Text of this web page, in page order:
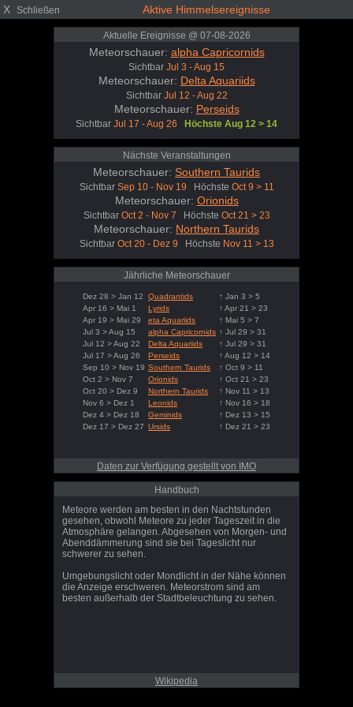
X Schließen Aktive Himmelsereignisse
Aktuelle Ereignisse @ 07-08-2026
Meteorschauer: alpha Capricornids
Sichtbar Jul 3 - Aug 15
Meteorschauer: Delta Aquariids
Sichtbar Jul 12 - Aug 22
Meteorschauer: Perseids
Sichtbar Jul 17 - Aug 26 Höchste Aug 12 > 14
Nächste Veranstaltungen
Meteorschauer: Southern Taurids
Sichtbar Sep 10 - Nov 19 Höchste Oct 9 > 11
Meteorschauer: Orionids
Sichtbar Oct 2 - Nov 7 Höchste Oct 21 > 23
Meteorschauer: Northern Taurids
Sichtbar Oct 20 - Dez 9 Höchste Nov 11 > 13
Jährliche Meteorschauer
Dez 28 > Jan 12 Quadrantids
↑ Jan 3 > 5
Apr 16 > Mai 1
Lyrids
↑ Apr 21 > 23
Apr 19 > Mai 29
eta Aquariids
↑ Mai 5 > 7
Jul 3 > Aug 15
alpha Capricornids ↑ Jul 29 > 31
Jul 12 > Aug 22
Delta Aquariids
↑ Jul 29 > 31
Jul 17 > Aug 26
Perseids
↑ Aug 12 > 14
Sep 10 > Nov 19 Southern Taurids
↑ Oct 9 > 11
Oct 2 > Nov 7
Orionids
↑ Oct 21 > 23
Oct 20 > Dez 9
Northern Taurids
↑ Nov 11 > 13
Nov 6 > Dez 1
Leonids
↑ Nov 16 > 18
Dez 4 > Dez 18
Geminids
↑ Dez 13 > 15
Dez 17 > Dez 27 Ursids ↑ Dez 21 > 23
Daten zur Verfügung gestellt von IMO
Handbuch
Meteore werden am besten in den Nachtstunden
gesehen, obwohl Meteore zu jeder Tageszeit in die
Atmosphäre gelangen. Abgesehen von Morgen- und
Abenddämmerung sind sie bei Tageslicht nur
schwerer zu sehen.
Umgebungslicht oder Mondlicht in der Nähe können
die Anzeige erschweren. Meteorstrom sind am
besten außerhalb der Stadtbeleuchtung zu sehen.
Wikipedia